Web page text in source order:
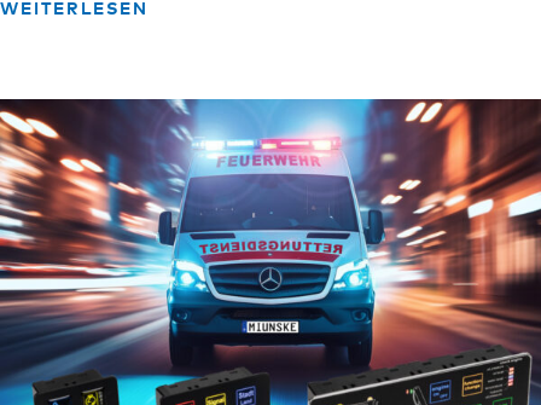
WEITERLESEN